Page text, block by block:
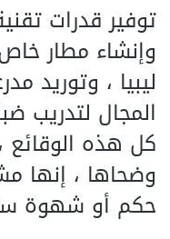
توفير قدرات
وإنشاء مطار
ليبيا ، وتوريد
المجال لتدريب
كل هذه
وضحاها ، إنها
حكم أو شهوة